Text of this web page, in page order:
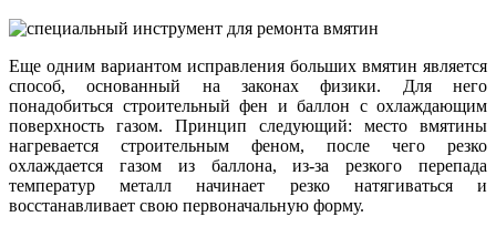
Еще одним вариантом исправления больших вмятин является
способ, основанный на законах физики. Для него
понадобиться строительный фен и баллон с охлаждающим
поверхность газом. Принцип следующий: место вмятины
нагревается строительным феном, после чего резко
охлаждается газом из баллона, из-за резкого перепада
температур металл начинает резко натягиваться и
восстанавливает свою первоначальную форму.